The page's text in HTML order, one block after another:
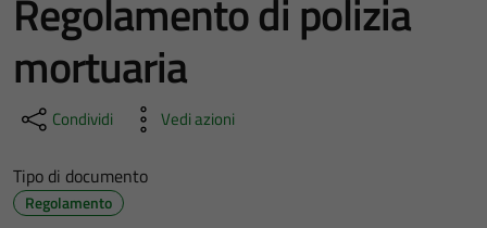
Regolamento di polizia
mortuaria
Condividi Vedi azioni
Tipo di documento
Regolamento